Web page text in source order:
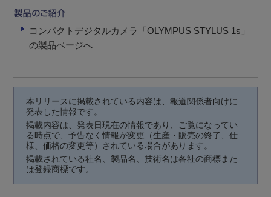
コンパクトデジタルカメラ「OLYMPUS STYLUS 1s」
の製品ページへ
本リリースに掲載されている内容は、報道関係者向けに
発表した情報です。
掲載内容は、発表日現在の情報であり、ご覧になってい
る時点で、予告なく情報が変更（生産・販売の終了、仕
様、価格の変更等）されている場合があります。
掲載されている社名、製品名、技術名は各社の商標また
は登録商標です。